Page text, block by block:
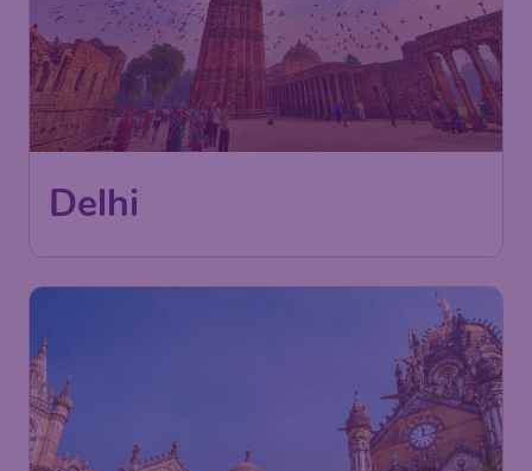
Delhi